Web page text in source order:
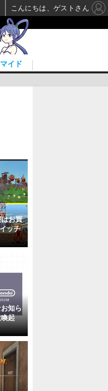
イド
お買
ッチ
知ら
起
こんにちは、ゲストさん